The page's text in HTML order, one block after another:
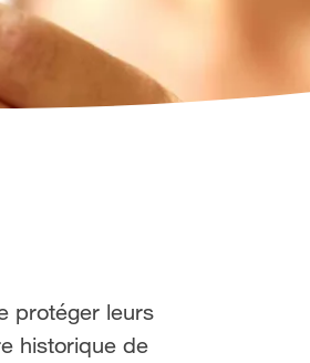
protéger leurs
historique de